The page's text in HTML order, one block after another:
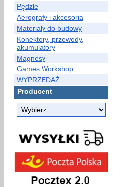
Pędzle
Aerografy i akcesoria
Materiały do budowy
Konektory, przewody,
akumulatory
Magnesy
Games Workshop
WYPRZEDAŻ
Producent